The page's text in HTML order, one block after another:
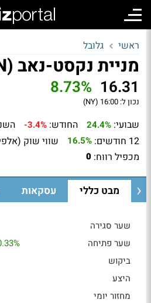
ראשי גלובל
מניית נקסט-נאב (NN)
16.31
8.73%
נכון ל: 16:00 (NY)
שבועי: 24.4% החודש: -3.4%
12 חודשים: 16.5% שווי שוק
מכפיל רווח: 0
מבט כללי עסקאות
שער סגירה
שער פתיחה
ביקוש
היצע
מחזור יומי